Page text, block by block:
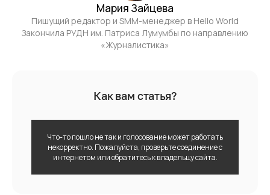
Мария Зайцева
Пишущий редактор и SMM-менеджер в Hello World
Закончила РУДН им. Патриса Лумумбы по направлению
«Журналистика»
Как вам статья?
Что-то пошло не так и голосование может работать
некорректно. Пожалуйста, проверьте соединение с
интернетом или обратитесь к владельцу сайта.